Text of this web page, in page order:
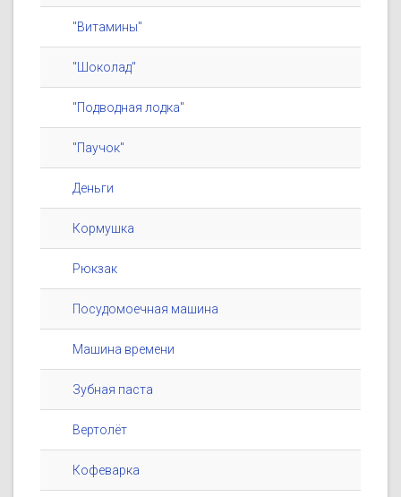
"Витамины"
"Шоколад"
"Подводная лодка"
"Паучок"
Деньги
Кормушка
Рюкзак
Посудомоечная машина
Машина времени
Зубная паста
Вертолёт
Кофеварка